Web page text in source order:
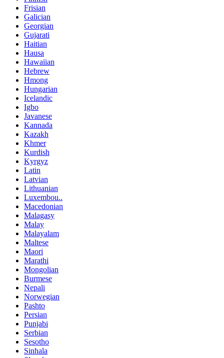
Frisian
Galician
Georgian
Gujarati
Haitian
Hausa
Hawaiian
Hebrew
Hmong
Hungarian
Icelandic
Igbo
Javanese
Kannada
Kazakh
Khmer
Kurdish
Kyrgyz
Latin
Latvian
Lithuanian
Luxembou..
Macedonian
Malagasy
Malay
Malayalam
Maltese
Maori
Marathi
Mongolian
Burmese
Nepali
Norwegian
Pashto
Persian
Punjabi
Serbian
Sesotho
Sinhala